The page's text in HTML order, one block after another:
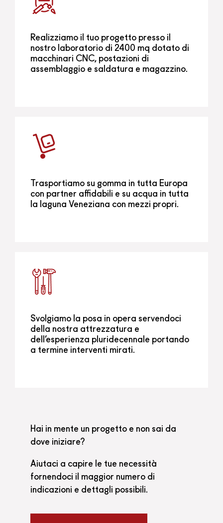
Realizziamo il tuo progetto presso il
nostro laboratorio di 2400 mq dotato di
macchinari CNC, postazioni di
assemblaggio e saldatura e magazzino.
Trasportiamo su gomma in tutta Europa
con partner affidabili e su acqua in tutta
la laguna Veneziana con mezzi propri.
Svolgiamo la posa in opera servendoci
della nostra attrezzatura e
dell’esperienza pluridecennale portando
a termine interventi mirati.
Hai in mente un progetto e non sai da
dove iniziare?
Aiutaci a capire le tue necessità
fornendoci il maggior numero di
indicazioni e dettagli possibili.